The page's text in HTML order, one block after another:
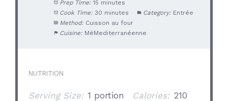
Prep Time: 15 minutes
Cook Time: 30 minutes Category: Entrée
Method: Cuisson au four
Cuisine: MéMediterranéenne
NUTRITION
Serving Size: 1 portion Calories: 210